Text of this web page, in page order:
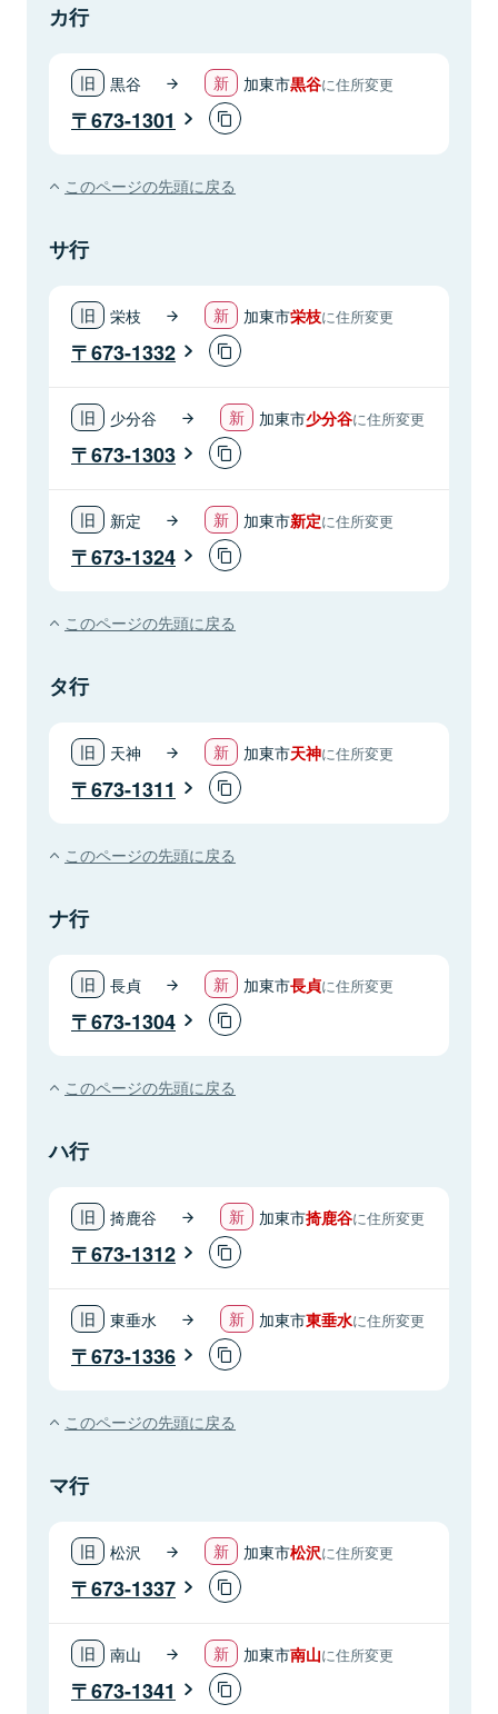
カ行
黒谷 加東市黒谷に住所変更
673-1301
このページの先頭に戻る
サ行
栄枝 加東市栄枝に住所変更
673-1332
少分谷 加東市少分谷に住所変更
673-1303
新定 加東市新定に住所変更
673-1324
このページの先頭に戻る
タ行
天神 加東市天神に住所変更
673-1311
このページの先頭に戻る
ナ行
長貞 加東市長貞に住所変更
673-1304
このページの先頭に戻る
ハ行
掎鹿谷 加東市掎鹿谷に住所変更
673-1312
東垂水 加東市東垂水に住所変更
673-1336
このページの先頭に戻る
マ行
松沢 加東市松沢に住所変更
673-1337
南山 加東市南山に住所変更
673-1341